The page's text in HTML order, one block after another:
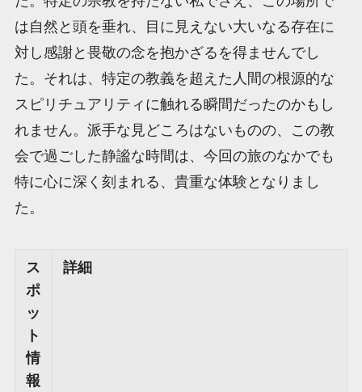
は自然と頭を垂れ、目に見えない大いなる存在に
対し感謝と畏敬の念を抱かざるを得ませんでし
た。それは、特定の教義を超えた人間の根源的な
スピリチュアリティに触れる瞬間だったのかもし
れません。派手な見どころはないものの、この教
会で過ごした静謐な時間は、今回の旅のなかでも
特に心に深く刻まれる、貴重な体験となりまし
た。
ス
ポ
ッ
ト
情
報
詳細